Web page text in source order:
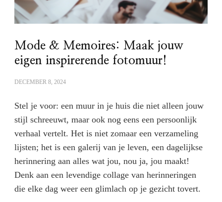
Mode & Memoires: Maak jouw
eigen inspirerende fotomuur!
DECEMBER 8, 2024
Stel je voor: een muur in je huis die niet alleen jouw
stijl schreeuwt, maar ook nog eens een persoonlijk
verhaal vertelt. Het is niet zomaar een verzameling
lijsten; het is een galerij van je leven, een dagelijkse
herinnering aan alles wat jou, nou ja, jou maakt!
Denk aan een levendige collage van herinneringen
die elke dag weer een glimlach op je gezicht tovert.